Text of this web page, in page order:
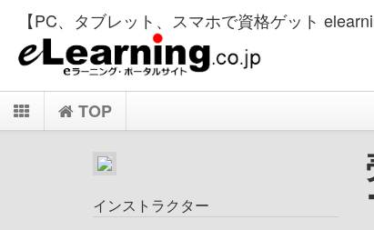
【PC、タブレット、スマホで資格ゲット
TOP
インストラクター